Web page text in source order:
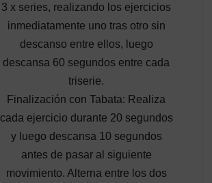
3 x series, realizando los ejercicios
inmediatamente uno tras otro sin
descanso entre ellos, luego
descansa 60 segundos entre cada
triserie.
Finalización con Tabata: Realiza
cada ejercicio durante 20 segundos
y luego descansa 10 segundos
antes de pasar al siguiente
movimiento. Alterna entre los dos